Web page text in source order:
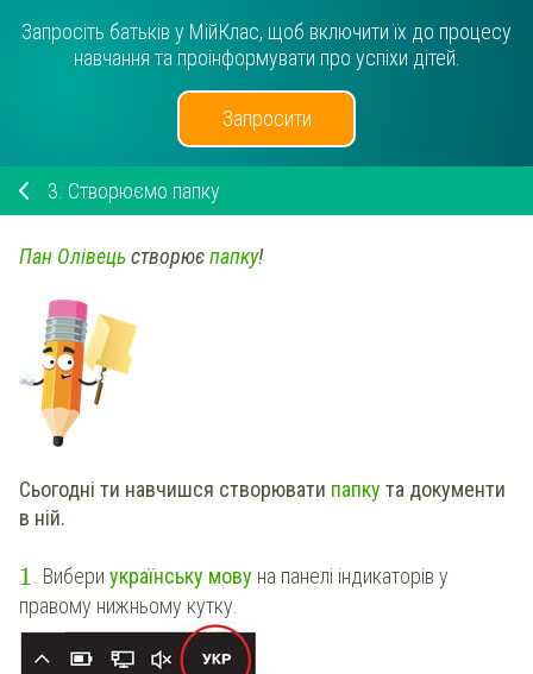
Запросіть батьків у МійКлас, щоб включити їх до процесу
навчання та проінформувати про успіхи дітей.
Запросити
3. Створюємо папку
Пан Олівецьстворюєпапку!
Сьогодні ти навчишся створювати папку та документи
в ній.
1. Вибери українську мову на панелі індикаторів у
правому нижньому кутку.